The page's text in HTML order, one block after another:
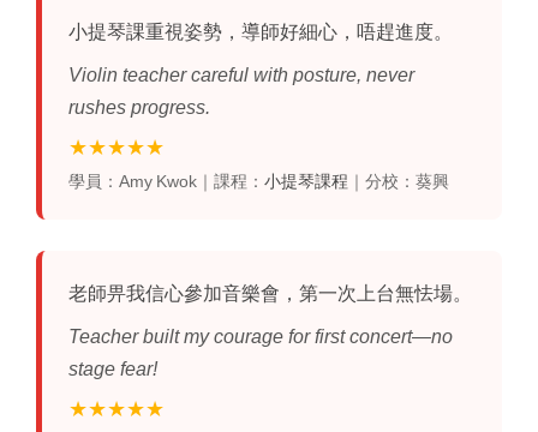
小提琴課重視姿勢，導師好細心，唔趕進度。
Violin teacher careful with posture, never
rushes progress.
★★★★★
學員：Amy Kwok｜課程： 小提琴課程 ｜分校：葵興
老師畀我信心參加音樂會，第一次上台無怯場。
Teacher built my courage for first concert—no
stage fear!
★★★★★